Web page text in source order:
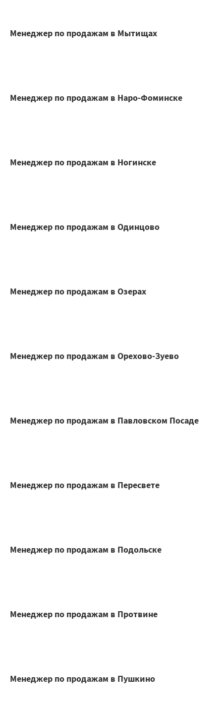
Менеджер по продажам в Мытищах
Менеджер по продажам в Наро-Фоминске
Менеджер по продажам в Ногинске
Менеджер по продажам в Одинцово
Менеджер по продажам в Озерах
Менеджер по продажам в Орехово-Зуево
Менеджер по продажам в Павловском Посаде
Менеджер по продажам в Пересвете
Менеджер по продажам в Подольске
Менеджер по продажам в Протвине
Менеджер по продажам в Пушкино